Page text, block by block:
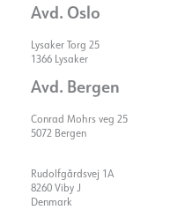
Avd. Oslo
Lysaker Torg 25
1366 Lysaker
Avd. Bergen
Conrad Mohrs veg 25
5072 Bergen
Rudolfgårdsvej 1A
8260 Viby J
Denmark